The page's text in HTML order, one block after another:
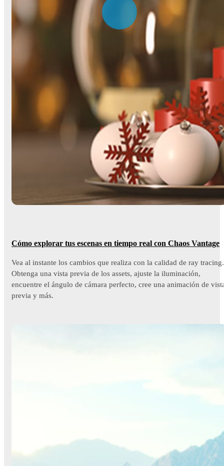
Cómo explorar tus escenas en tiempo real con Chaos Vantage
Vea al instante los cambios que realiza con la calidad de ray tracing.
Obtenga una vista previa de los assets, ajuste la iluminación,
encuentre el ángulo de cámara perfecto, cree una animación de
previa y más.